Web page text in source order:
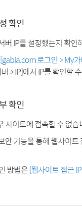
확인
버 IP를 설정했는지 확인
[gabia.com 로그인 > My
> IP]에서 IP를 확인할
확인
사이트에 접속할 수 없습
안 기능을 통해 웹사이
방법은[웹사이트 접근